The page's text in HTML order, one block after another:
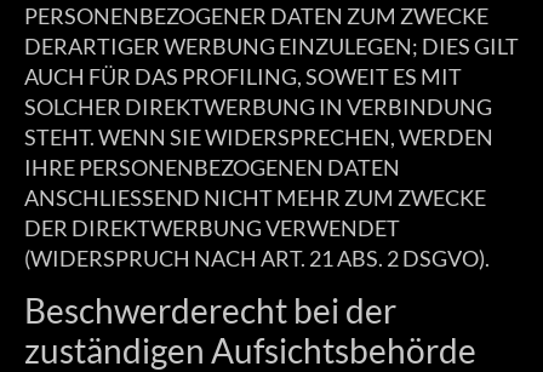
PERSONENBEZOGENER DATEN ZUM ZWECKE
DERARTIGER WERBUNG EINZULEGEN; DIES GILT
AUCH FÜR DAS PROFILING, SOWEIT ES MIT
SOLCHER DIREKTWERBUNG IN VERBINDUNG
STEHT. WENN SIE WIDERSPRECHEN, WERDEN
IHRE PERSONENBEZOGENEN DATEN
ANSCHLIESSEND NICHT MEHR ZUM ZWECKE
DER DIREKTWERBUNG VERWENDET
(WIDERSPRUCH NACH ART. 21 ABS. 2 DSGVO).
Beschwerde­recht bei der
zuständigen Aufsichts­behörde